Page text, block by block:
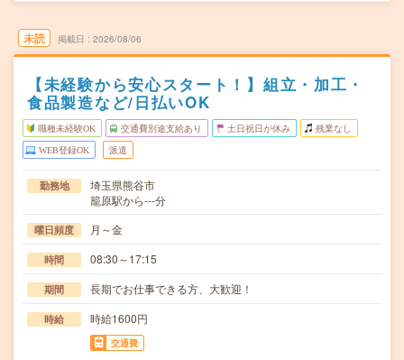
未読 掲載日 2026/08/06
【未経験から安心スタート！】組立・加工・
食品製造など/日払いOK
職種未経験OK 交通費別途支給あり 土日祝日が休み 残業なし
WEB登録OK 派遣
勤務地
埼玉県熊谷市
籠原駅から---分
曜日頻度 月～金
時間 08:30～17:15
期間 長期でお仕事できる方、大歓迎！
時給 時給1600円
交通費